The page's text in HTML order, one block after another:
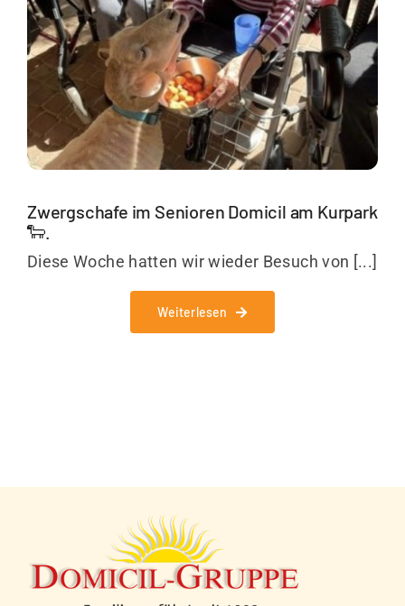
Unternehmen
Kontakt
Zwergschafe im Senioren Domicil am Kurpark
🐑.
Diese Woche hatten wir wieder Besuch von [...]
Weiterlesen